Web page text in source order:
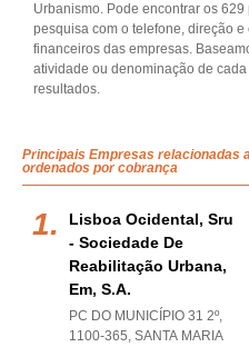
Urbanismo. Pode encontrar os
pesquisa com o telefone, direção
financeiros das empresas.
atividade ou denominação de
resultados.
Principais Empresas relacionadas
ordenados por cobrança
Lisboa Ocidental, Sru
- Sociedade De
Reabilitação Urbana,
Em, S.a.
PC DO MUNICÍPIO 31 2º,
1100-365, SANTA MARIA